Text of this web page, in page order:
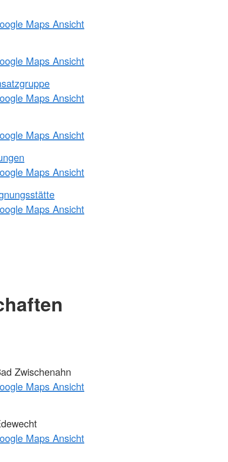
Maps Ansicht
Maps Ansicht
Maps Ansicht
Maps Ansicht
Maps Ansicht
Maps Ansicht
Zwischenahn
Maps Ansicht
Maps Ansicht